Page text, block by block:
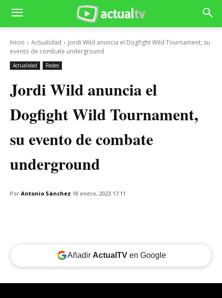
Inicio Actualidad
Jordi Wild anuncia el Dogfight Wild Tournament, su
evento de combate underground
Actualidad Redes
Jordi Wild anuncia el
Dogfight Wild Tournament,
su evento de combate
underground
Por Antonio Sánchez 18 enero, 2023 17:11
Añadir ActualTVen Google